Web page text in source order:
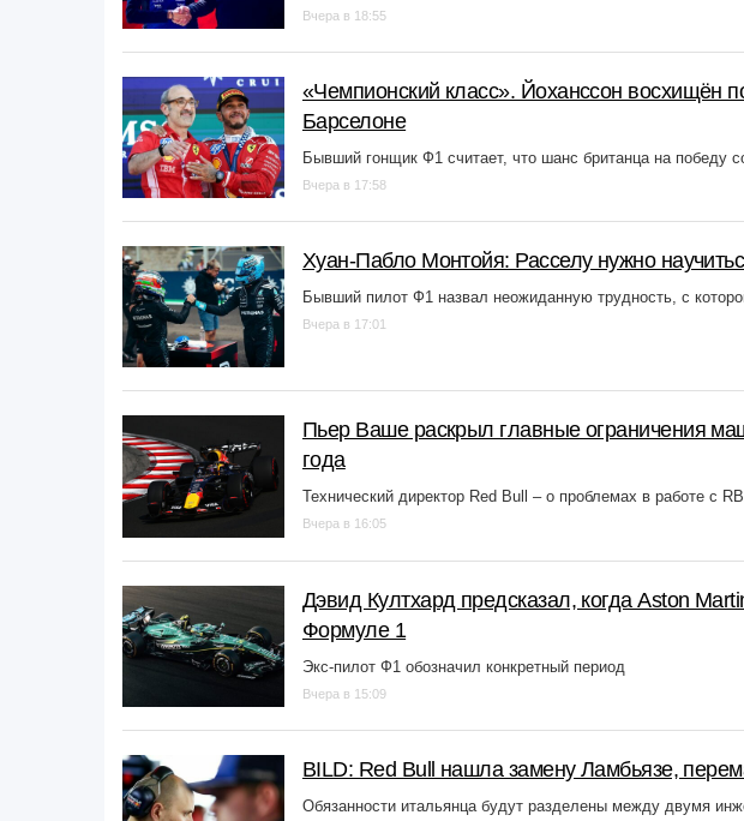
Вчера в 18:55
«Чемпионский класс». Йоханссон восхищён
Барселоне
Бывший гонщик Ф1 считает, что шанс британца на победу
Вчера в 17:58
Хуан-Пабло Монтойя: Расселу нужно
Бывший пилот Ф1 назвал неожиданную трудность, с
Вчера в 17:01
Пьер Ваше раскрыл главные ограничения
года
Технический директор Red Bull – о проблемах в работе с
Вчера в 16:05
Дэвид Култхард предсказал, когда Aston
Формуле 1
Экс-пилот Ф1 обозначил конкретный период
Вчера в 15:09
BILD: Red Bull нашла замену Ламбьязе,
Обязанности итальянца будут разделены между двумя